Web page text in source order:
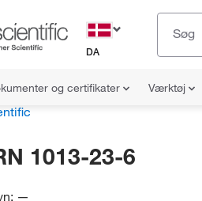
DA
og certifikater Værktøj
1013-23-6
—